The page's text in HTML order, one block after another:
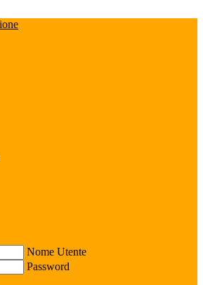
Nome Utente
Password